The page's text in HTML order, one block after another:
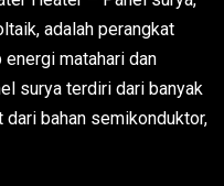
adalah perangkat
energi matahari dan
surya terdiri dari banyak
bahan semikonduktor,